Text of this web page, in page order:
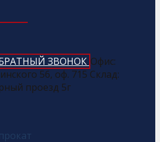
ЗВОНОК Офис:
56, оф. 715 Склад:
проезд 5г